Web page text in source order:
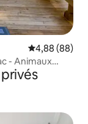
Évaluation
4,88 (88)
- Animaux